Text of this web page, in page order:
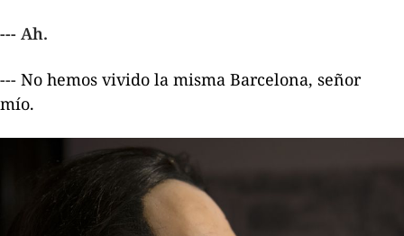
--- Ah.
--- No hemos vivido la misma Barcelona, señor
mío.